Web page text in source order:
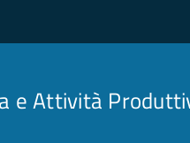
e Attività